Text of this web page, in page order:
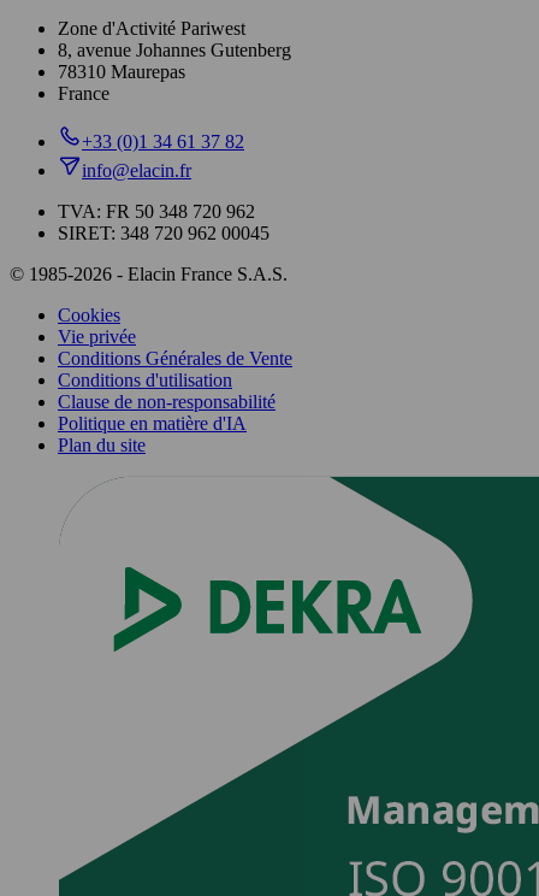
Zone d'Activité Pariwest
8, avenue Johannes Gutenberg
78310 Maurepas
France
+33 (0)1 34 61 37 82
info@elacin.fr
TVA: FR 50 348 720 962
SIRET: 348 720 962 00045
© 1985-2026 - Elacin France S.A.S.
Cookies
Vie privée
Conditions Générales de Vente
Conditions d'utilisation
Clause de non-responsabilité
Politique en matière d'IA
Plan du site